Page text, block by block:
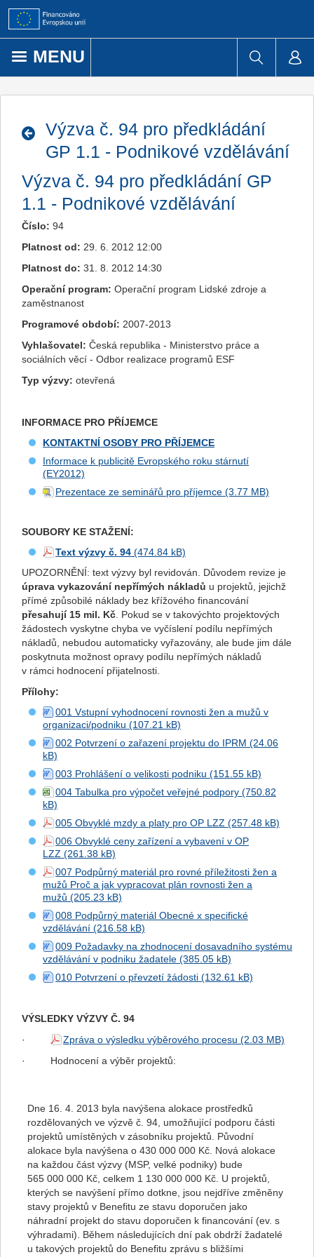
Přejít k obsahu
MENU
Výzva č. 94 pro předkládání
GP 1.1 - Podnikové vzdělávání
Výzva č. 94 pro předkládání GP
1.1 - Podnikové vzdělávání
Číslo: 94
Platnost od: 29. 6. 2012 12:00
Platnost do: 31. 8. 2012 14:30
Operační program: Operační program Lidské zdroje a
zaměstnanost
Programové období: 2007-2013
Vyhlašovatel: Česká republika - Ministerstvo práce a
sociálních věcí - Odbor realizace programů ESF
Typ výzvy: otevřená
INFORMACE PRO PŘÍJEMCE
KONTAKTNÍ OSOBY PRO PŘÍJEMCE
Informace k publicitě Evropského roku stárnutí
(EY2012)
Prezentace ze seminářů pro příjemce
SOUBORY KE STAŽENÍ:
Text výzvy č. 94
UPOZORNĚNÍ: text výzvy byl revidován. Důvodem revize je
úprava vykazování nepřímých nákladů u projektů, jejichž
přímé způsobilé náklady bez křížového financování
přesahují 15 mil. Kč . Pokud se v takovýchto projektových
žádostech vyskytne chyba ve vyčíslení podílu nepřímých
nákladů, nebudou automaticky vyřazovány, ale bude jim dále
poskytnuta možnost opravy podílu nepřímých nákladů
v rámci hodnocení přijatelnosti.
Přílohy:
001 Vstupní vyhodnocení rovnosti žen a mužů v
organizaci/podniku
002 Potvrzení o zařazení projektu do IPRM
003 Prohlášení o velikosti podniku
004 Tabulka pro výpočet veřejné podpory
005 Obvyklé mzdy a platy pro OP LZZ
006 Obvyklé ceny zařízení a vybavení v OP
LZZ
007 Podpůrný materiál pro rovné příležitosti žen a
mužů Proč a jak vypracovat plán rovnosti žen a
mužů
008 Podpůrný materiál Obecné x specifické
vzdělávání
009 Požadavky na zhodnocení dosavadního systému
vzdělávání v podniku žadatele
010 Potvrzení o převzetí žádosti
VÝSLEDKY VÝZVY Č. 94
·
Zpráva o výsledku výběrového procesu
·
Hodnocení a výběr projektů:
Dne 16. 4. 2013 byla navýšena alokace prostředků
rozdělovaných ve výzvě č. 94, umožňující podporu části
projektů umístěných v zásobníku projektů. Původní
alokace byla navýšena o 430 000 000 Kč. Nová alokace
na každou část výzvy (MSP, velké podniky) bude
565 000 000 Kč, celkem 1 130 000 000 Kč. U projektů,
kterých se navýšení přímo dotkne, jsou nejdříve změněny
stavy projektů v Benefitu ze stavu doporučen jako
náhradní projekt do stavu doporučen k financování (ev. s
výhradami). Během následujících dní pak obdrží žadatelé
u takových projektů do Benefitu zprávu s bližšími